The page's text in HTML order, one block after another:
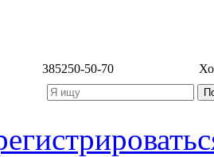
385250-50-70